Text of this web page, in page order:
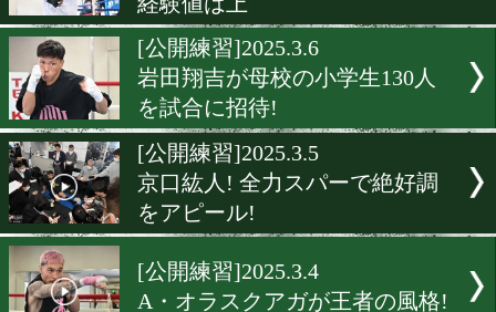
バンタム級に栗原慶太あり
[公開練習]2025.3.7
矢吹正道が元世界王者のロ
スとスパーで圧巻のパフォ
ンス!
[公開練習]2025.3.7
サンティアゴ! 岩田翔吉よ